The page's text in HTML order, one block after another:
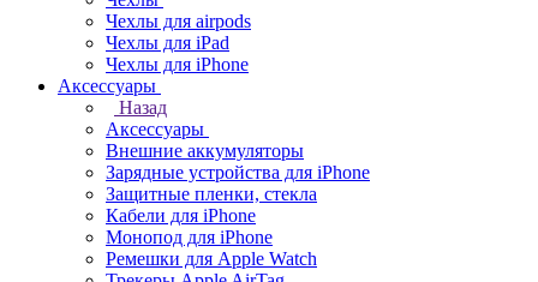
Чехлы для airpods
Чехлы для iPad
Чехлы для iPhone
Аксессуары
Назад
Аксессуары
Внешние аккумуляторы
Зарядные устройства для iPhone
Защитные пленки, стекла
Кабели для iPhone
Монопод для iPhone
Ремешки для Apple Watch